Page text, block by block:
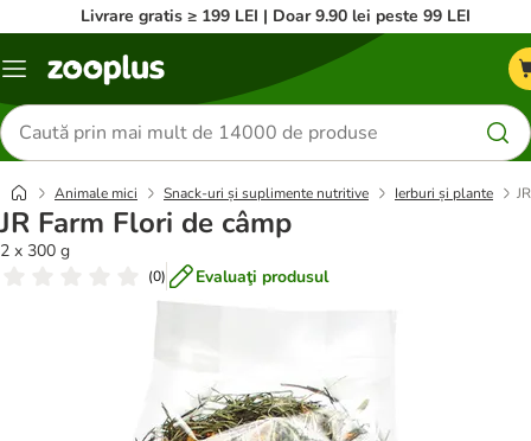
Livrare gratis ≥ 199 LEI | Doar 9.90 lei peste 99 LEI
Categorii
Căutare
produse
Animale mici Snack-uri și suplimente nutritive Ierburi și plante
JR Farm Flori de câmp
2 x 300 g
(0) Evaluaţi produsul